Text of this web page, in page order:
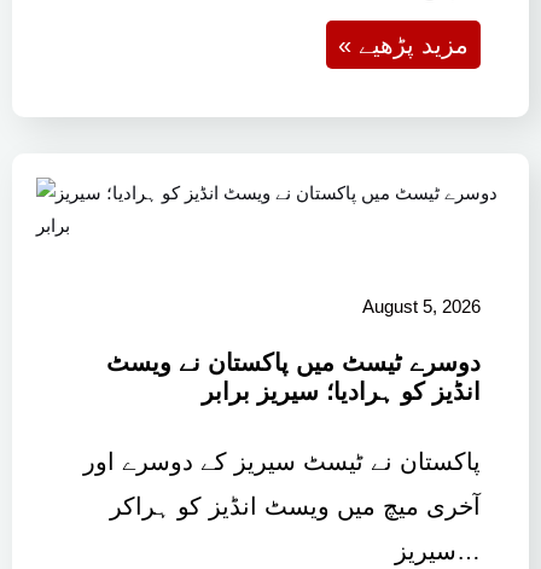
« مزید پڑھیے
August 5, 2026
دوسرے ٹیسٹ میں پاکستان نے ویسٹ
انڈیز کو ہرادیا؛ سیریز برابر
پاکستان نے ٹیسٹ سیریز کے دوسرے اور
آخری میچ میں ویسٹ انڈیز کو ہراکر
سیریز…